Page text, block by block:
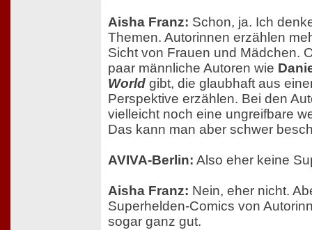
Aisha Franz: Schon, ja. Ich
Themen. Autorinnen erzählen
Sicht von Frauen und Mädchen.
paar männliche Autoren wie
World gibt, die glaubhaft aus
Perspektive erzählen. Bei den
vielleicht noch eine ungreifbare
Das kann man aber schwer
AVIVA-Berlin: Also eher keine
Aisha Franz: Nein, eher nicht.
Superhelden-Comics von
sogar ganz gut.